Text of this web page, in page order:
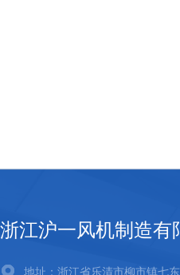
浙江沪一风机制造有
地址：浙江省乐清市柳市镇七